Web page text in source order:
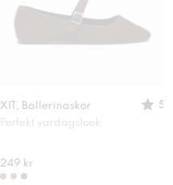
XIT, Ballerinaskor
5
Perfekt vardagslook
249 kr